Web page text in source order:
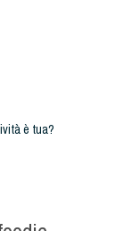
è tua?